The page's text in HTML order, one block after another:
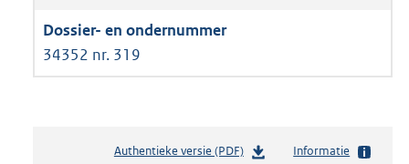
34352 nr. 319
Authentieke versie (PDF)b
Informatie